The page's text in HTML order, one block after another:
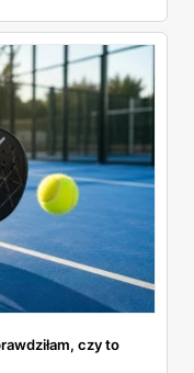
czy to